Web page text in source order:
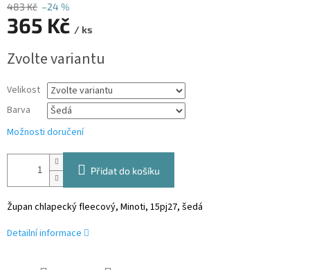
483 Kč –24 %
365 Kč / ks
cena:
Zvolte variantu
Velikost
Barva
Možnosti doručení
Přidat do košíku
Župan chlapecký fleecový, Minoti, 15pj27, šedá
Detailní informace